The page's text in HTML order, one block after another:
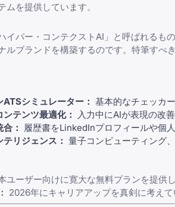
ムを提供しています。
パー・コンテクストAI」と呼ばれるも
ルブランドを構築するのです。特筆すべ
シミュレーター： 基本的なチェッカ
テンツ最適化：
入力中にAIが表現の改
： 履歴書をLinkedInプロフィールや個
リジェンス： 量子コンピューティング
ユーザー向けに寛大な無料プランを提供
2026年にキャリアアップを真剣に考え